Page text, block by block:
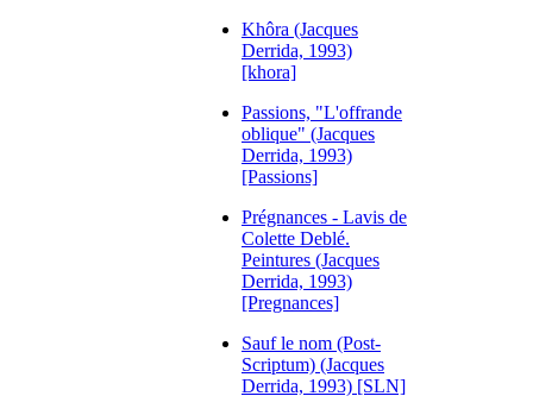
Khôra (Jacques
Derrida, 1993)
[khora]
Passions, "L'offrande
oblique" (Jacques
Derrida, 1993)
[Passions]
Prégnances - Lavis de
Colette Deblé.
Peintures (Jacques
Derrida, 1993)
[Pregnances]
Sauf le nom (Post-
Scriptum) (Jacques
Derrida, 1993) [SLN]